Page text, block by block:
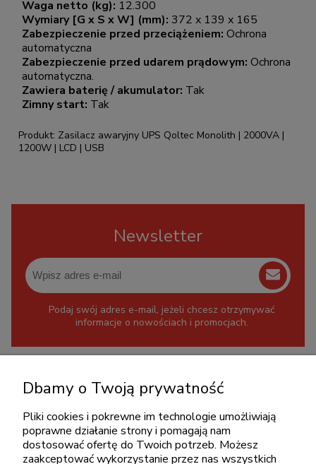
Waga netto (kg): 12.300
Wymiary [G x S x W] (mm): 372 x 139 x 165
Zabezpieczenie przed przeciążeniem: Ochrona
automatyczna
Zabezpieczenie przed udarem prądowym: Ochrona
automatyczna.
Zawiera baterię / akumulator: Tak
Zimny start: Tak
Produkt: Zasilacz awaryjny UPS Qoltec Monolith | 2000VA |
1200W | LCD | USB
Newsletter
Podaj swój adres e-mail, jeżeli chcesz otrzymywać
informacje o nowościach i promocjach.
+48 717345566
pon.-piąt.: 08:00-16:00
sklep@cebit.pl
Dbamy o Twoją prywatność
Pliki cookies i pokrewne im technologie umożliwiają
poprawne działanie strony i pomagają nam
dostosować ofertę do Twoich potrzeb. Możesz
zaakceptować wykorzystanie przez nas wszystkich